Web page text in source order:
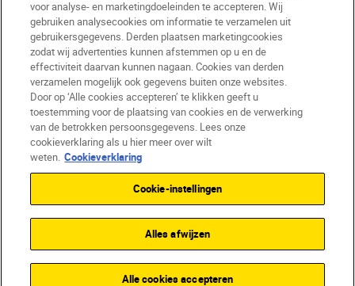
Contact opnemen
Privacyverklaring
Gebruiksvoorwaarden
Nikon Store - Algemene voorwaarden
Cookieverklaring
Toegankelijkheid
Cookie-instellingen
© 2026 Nikon
SKIP
voor analyse- en marketingdoeleinden te accepteren. Wij
gebruiken analysecookies om informatie te verzamelen uit
gebruikersgegevens. Derden plaatsen marketingcookies
zodat wij advertenties kunnen afstemmen op u en de
effectiviteit daarvan kunnen nagaan. Cookies van derden
verzamelen mogelijk ook gegevens buiten onze websites.
Door op ‘Alle cookies accepteren’ te klikken geeft u
toestemming voor de plaatsing van cookies en de verwerking
van de betrokken persoonsgegevens. Lees onze
cookieverklaring als u hier meer over wilt
weten. Cookieverklaring
Cookie-instellingen
Alles afwijzen
Alle cookies accepteren